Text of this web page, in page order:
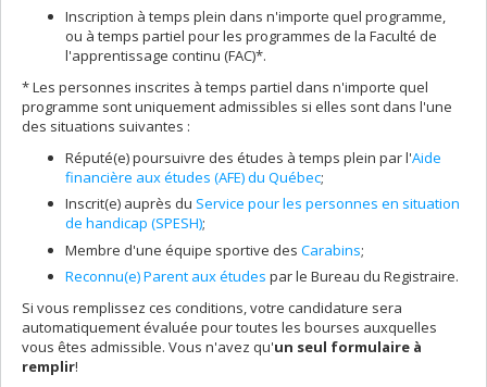
Inscription à temps plein dans n'importe quel programme,
ou à temps partiel pour les programmes de la Faculté de
l'apprentissage continu (FAC)*.
* Les personnes inscrites à temps partiel dans n'importe quel
programme sont uniquement admissibles si elles sont dans l'une
des situations suivantes :
Réputé(e) poursuivre des études à temps plein par l'Aide
financière aux études (AFE) du Québec;
Inscrit(e) auprès du Service pour les personnes en situation
de handicap (SPESH);
Membre d'une équipe sportive des Carabins;
Reconnu(e) Parent aux études par le Bureau du Registraire.
Si vous remplissez ces conditions, votre candidature sera
automatiquement évaluée pour toutes les bourses auxquelles
vous êtes admissible. Vous n'avez qu'un seul formulaire à
remplir!